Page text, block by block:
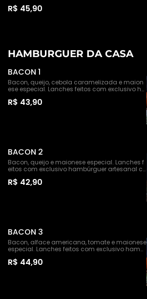
R$ 45,90
HAMBURGUER DA CASA
BACON 1
Bacon, queijo, cebola caramelizada e maion
ese especial. Lanches feitos com exclusivo ha
bovina. Acompanha: Batata frita e maionese
R$ 43,90
BACON 2
Bacon, queijo e maionese especial. Lanches f
eitos com exclusivo hambúrguer artesanal co
atata frita e maionese especial
R$ 42,90
BACON 3
Bacon, alface americana, tomate e maionese
especial. Lanches feitos com exclusivo hamb
ina. Acompanha: Batata frita e maionese esp
R$ 44,90